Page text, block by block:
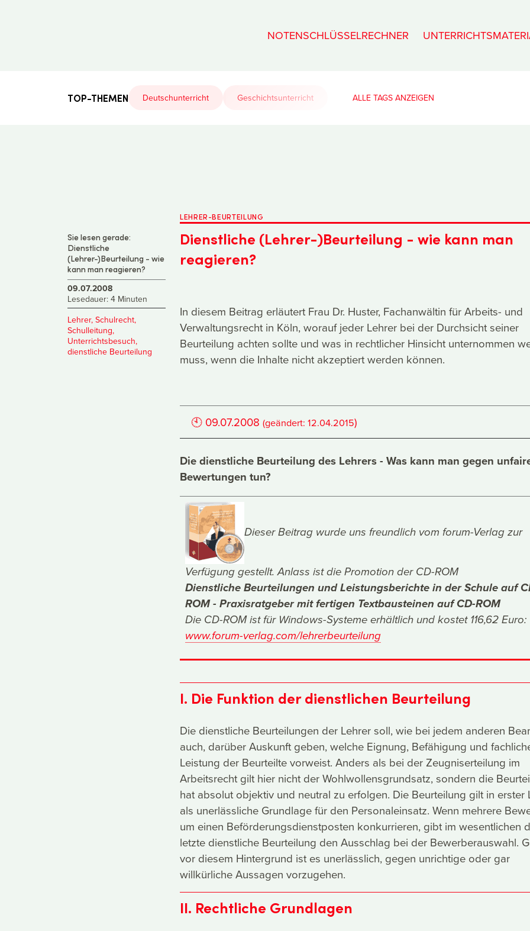
NOTENSCHLÜSSELRECHNER
TOP-THEMEN Deutschunterricht Geschichtsunterricht ALLE TAGS
Sie lesen gerade:
Dienstliche
(Lehrer-)Beurteilung - wie
kann man reagieren?
09.07.2008
Lesedauer: 4 Minuten
Lehrer, Schulrecht,
Schulleitung,
Unterrichtsbesuch,
dienstliche Beurteilung
LEHRER-BEURTEILUNG
Dienstliche (Lehrer-)Beurteilung - wie kann man
reagieren?
In diesem Beitrag erläutert Frau Dr. Huster, Fachanwältin für Arbeits- und
Verwaltungsrecht in Köln, worauf jeder Lehrer bei der Durchsicht seiner
Beurteilung achten sollte und was in rechtlicher Hinsicht unternommen
muss, wenn die Inhalte nicht akzeptiert werden können.
🕙 09.07.2008 (geändert:12.04.2015)
Die dienstliche Beurteilung des Lehrers - Was kann man gegen
Bewertungen tun?
Dieser Beitrag wurde uns freundlich vom forum-Verlag zur
Verfügung gestellt. Anlass ist die Promotion der CD-ROM
Dienstliche Beurteilungen und Leistungsberichte in der Schule auf
ROM - Praxisratgeber mit fertigen Textbausteinen auf CD-ROM
Die CD-ROM ist für Windows-Systeme erhältlich und kostet 116,62 Euro:
www.forum-verlag.com/lehrerbeurteilung
I. Die Funktion der dienstlichen Beurteilung
Die dienstliche Beurteilungen der Lehrer soll, wie bei jedem anderen
auch, darüber Auskunft geben, welche Eignung, Befähigung und
Leistung der Beurteilte vorweist. Anders als bei der Zeugniserteilung im
Arbeitsrecht gilt hier nicht der Wohlwollensgrundsatz, sondern die
hat absolut objektiv und neutral zu erfolgen. Die Beurteilung gilt in erster
als unerlässliche Grundlage für den Personaleinsatz. Wenn mehrere
um einen Beförderungsdienstposten konkurrieren, gibt im wesentlichen
letzte dienstliche Beurteilung den Ausschlag bei der Bewerberauswahl.
vor diesem Hintergrund ist es unerlässlich, gegen unrichtige oder gar
willkürliche Aussagen vorzugehen.
II. Rechtliche Grundlagen